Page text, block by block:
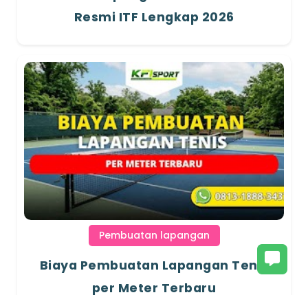
Resmi ITF Lengkap 2026
Pembuatan lapangan
Biaya Pembuatan Lapangan Tenis
per Meter Terbaru